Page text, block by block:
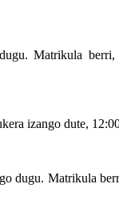
Matrikula
izango dute,
dugu. Matrikula